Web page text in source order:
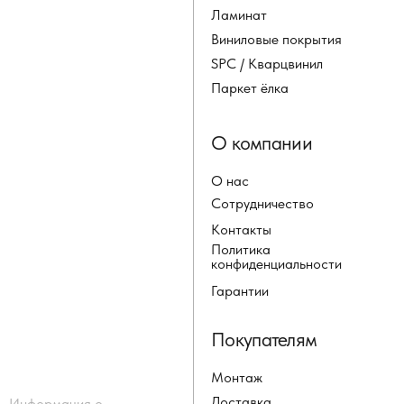
Ламинат
Виниловые покрытия
SPC / Кварцвинил
Паркет ёлка
О нас
Сотрудничество
Контакты
Политика
конфиденциальности
О компании
Монтаж
Покупателям
Гарантии